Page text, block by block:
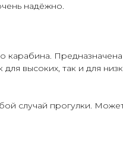
надёжно.
высоких, так и для
случай прогулки.